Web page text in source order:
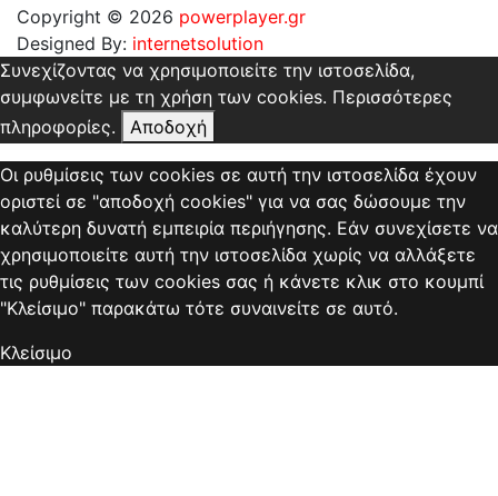
Copyright © 2026 powerplayer.gr
Designed By: internetsolution
Συνεχίζοντας να χρησιμοποιείτε την ιστοσελίδα,
συμφωνείτε με τη χρήση των cookies. Περισσότερες
πληροφορίες.
Αποδοχή
Οι ρυθμίσεις των cookies σε αυτή την ιστοσελίδα έχουν
οριστεί σε "αποδοχή cookies" για να σας δώσουμε την
καλύτερη δυνατή εμπειρία περιήγησης. Εάν συνεχίσετε να
χρησιμοποιείτε αυτή την ιστοσελίδα χωρίς να αλλάξετε
τις ρυθμίσεις των cookies σας ή κάνετε κλικ στο κουμπί
"Κλείσιμο" παρακάτω τότε συναινείτε σε αυτό.
Κλείσιμο